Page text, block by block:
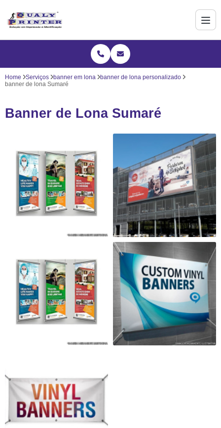
Home Serviços banner em lona
banner de lona personalizado
banner de lona Sumaré
Banner de Lona Sumaré